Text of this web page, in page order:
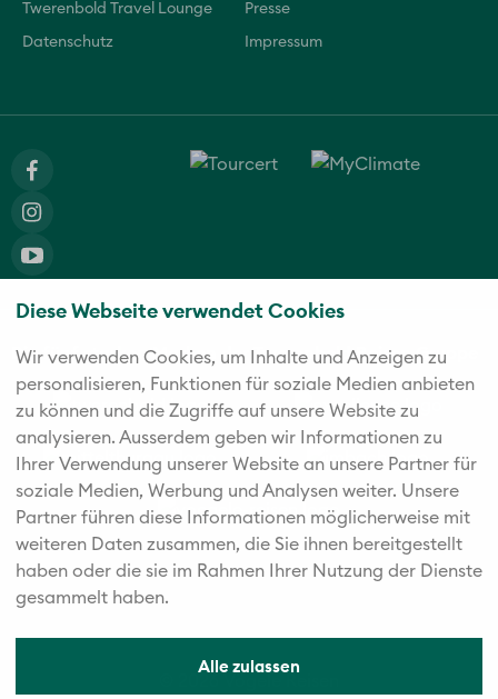
Diese Webseite verwendet Cookies
Wir verwenden Cookies, um Inhalte und Anzeigen zu
personalisieren, Funktionen für soziale Medien anbieten
zu können und die Zugriffe auf unsere Website zu
analysieren. Außerdem geben wir Informationen zu
Ihrer Verwendung unserer Website an unsere Partner für
soziale Medien, Werbung und Analysen weiter. Unsere
Partner führen diese Informationen möglicherweise mit
weiteren Daten zusammen, die Sie ihnen bereitgestellt
haben oder die sie im Rahmen Ihrer Nutzung der Dienste
gesammelt haben.
Alle zulassen
Twerenbold Travel Lounge Presse
Datenschutz Impressum
Die fünf starken Marken der Twerenbold Reisen Gruppe